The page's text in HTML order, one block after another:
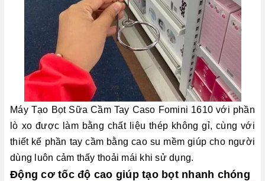
Máy Tạo Bọt Sữa Cầm Tay Caso Fomini 1610 với phần
lò xo được làm bằng chất liệu thép không gỉ, cùng với
thiết kế phần tay cầm bằng cao su mềm giúp cho người
dùng luôn cảm thấy thoải mái khi sử dụng.
Động cơ tốc độ cao giúp tạo bọt nhanh chóng